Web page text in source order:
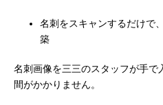
名刺をスキャンするだけで
築
名刺画像を三三のスタッフが手
間がかかりません。